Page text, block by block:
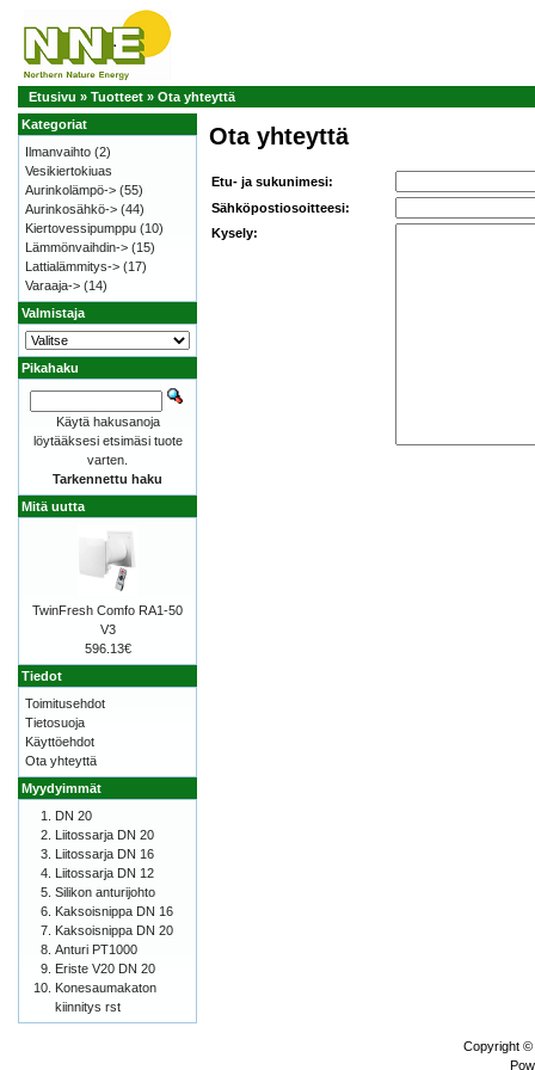
Etusivu » Tuotteet » Ota yhteyttä
Ota yhteyttä
Etu- ja sukunimesi:
Sähköpostiosoitteesi:
Kysely:
Kategoriat
Ilmanvaihto (2)
Vesikiertokiuas
Aurinkolämpö-> (55)
Aurinkosähkö-> (44)
Kiertovessipumppu (10)
Lämmönvaihdin-> (15)
Lattialämmitys-> (17)
Varaaja-> (14)
Valmistaja
Pikahaku
Käytä hakusanoja
löytääksesi etsimäsi tuote
varten.
Tarkennettu haku
Mitä uutta
TwinFresh Comfo RA1-50
V3
596.13€
Tiedot
Toimitusehdot
Tietosuoja
Käyttöehdot
Ota yhteyttä
Myydyimmät
DN 20
Liitossarja DN 20
Liitossarja DN 16
Liitossarja DN 12
Silikon anturijohto
Kaksoisnippa DN 16
Kaksoisnippa DN 20
Anturi PT1000
Eriste V20 DN 20
Konesaumakaton
kiinnitys rst
Copyright